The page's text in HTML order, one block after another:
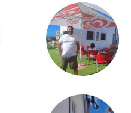
e ajude-nos a manter este serviço
desejado: